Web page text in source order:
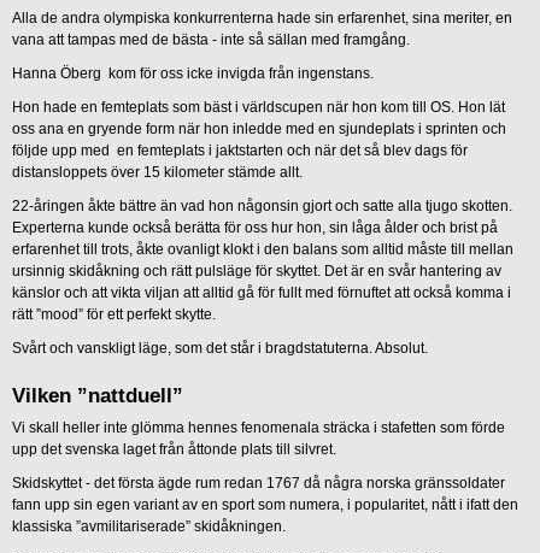
Alla de andra olympiska konkurrenterna hade sin erfarenhet, sina meriter, en
vana att tampas med de bästa - inte så sällan med framgång.
Hanna Öberg kom för oss icke invigda från ingenstans.
Hon hade en femteplats som bäst i världscupen när hon kom till OS. Hon lät
oss ana en gryende form när hon inledde med en sjundeplats i sprinten och
följde upp med en femteplats i jaktstarten och när det så blev dags för
distansloppets över 15 kilometer stämde allt.
22-åringen åkte bättre än vad hon någonsin gjort och satte alla tjugo skotten.
Experterna kunde också berätta för oss hur hon, sin låga ålder och brist på
erfarenhet till trots, åkte ovanligt klokt i den balans som alltid måste till mellan
ursinnig skidåkning och rätt pulsläge för skyttet. Det är en svår hantering av
känslor och att vikta viljan att alltid gå för fullt med förnuftet att också komma i
rätt ”mood” för ett perfekt skytte.
Svårt och vanskligt läge, som det står i bragdstatuterna. Absolut.
Vilken ”nattduell”
Vi skall heller inte glömma hennes fenomenala sträcka i stafetten som förde
upp det svenska laget från åttonde plats till silvret.
Skidskyttet - det första ägde rum redan 1767 då några norska gränssoldater
fann upp sin egen variant av en sport som numera, i popularitet, nått i ifatt den
klassiska ”avmilitariserade” skidåkningen.